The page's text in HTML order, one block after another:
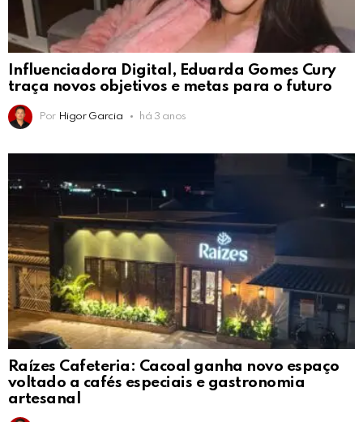
Influenciadora Digital, Eduarda Gomes Cury
traça novos objetivos e metas para o futuro
Por Higor Garcia há 3 anos
Raízes Cafeteria: Cacoal ganha novo espaço
voltado a cafés especiais e gastronomia
artesanal